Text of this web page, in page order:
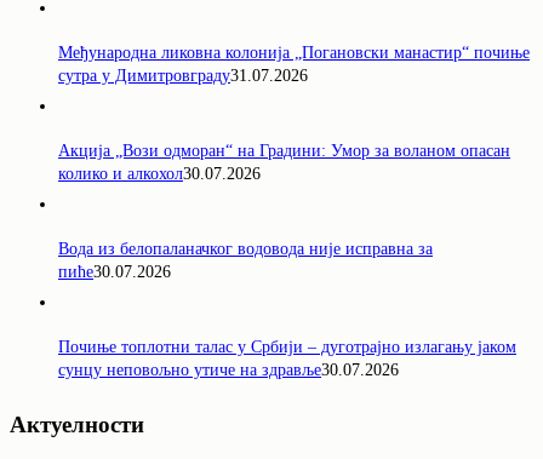
Међународна ликовна колонија „Погановски манастир“ почиње
сутра у Димитровграду31.07.2026
Акција „Вози одморан“ на Градини: Умор за воланом опасан
колико и алкохол30.07.2026
Вода из белопаланачког водовода није исправна за
пиће30.07.2026
Почиње топлотни талас у Србији – дуготрајно излагању јаком
сунцу неповољно утиче на здравље30.07.2026
Актуелности